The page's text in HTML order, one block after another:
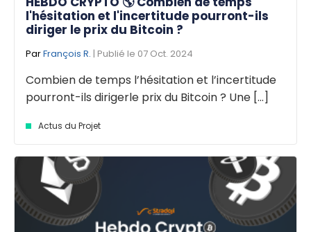
l'hésitation et l'incertitude pourront-ils
diriger le prix du Bitcoin ?
ParFrançois R. | Publié le 07 Oct. 2024
Combien de temps l’hésitation et l’incertitude
pourront-ils dirigerle prix du Bitcoin ? Une [...]
Actus du Projet